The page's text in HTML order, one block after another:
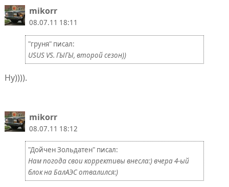
mikorr
08.07.11 18:11
"груня" писал:
USUS VS. ГЫГЫ, второй сезон))
Ну)))).
mikorr
08.07.11 18:12
"Дойчен Зольдатен" писал:
Нам погода свои коррективы внесла:) вчера 4-ый
блок на БалАЭС отвалился:)